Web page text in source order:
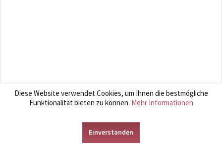
Schnellhefter Grey Hearts
können alle Unterlagen verstaut werden. Die Schnellhefter nehmen
wenig Platz weg und sind damit ideal für jedes Büro und jeden
Diese Website verwendet Cookies, um Ihnen die bestmögliche
Funktionalität bieten zu können. Mehr Informationen
Einverstanden